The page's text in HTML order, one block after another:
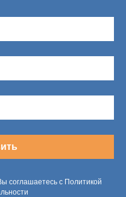
соглашаетесь с Политикой